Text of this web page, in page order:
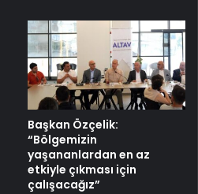
Başkan Özçelik:
“Bölgemizin
yaşananlardan en az
etkiyle çıkması için
çalışacağız”